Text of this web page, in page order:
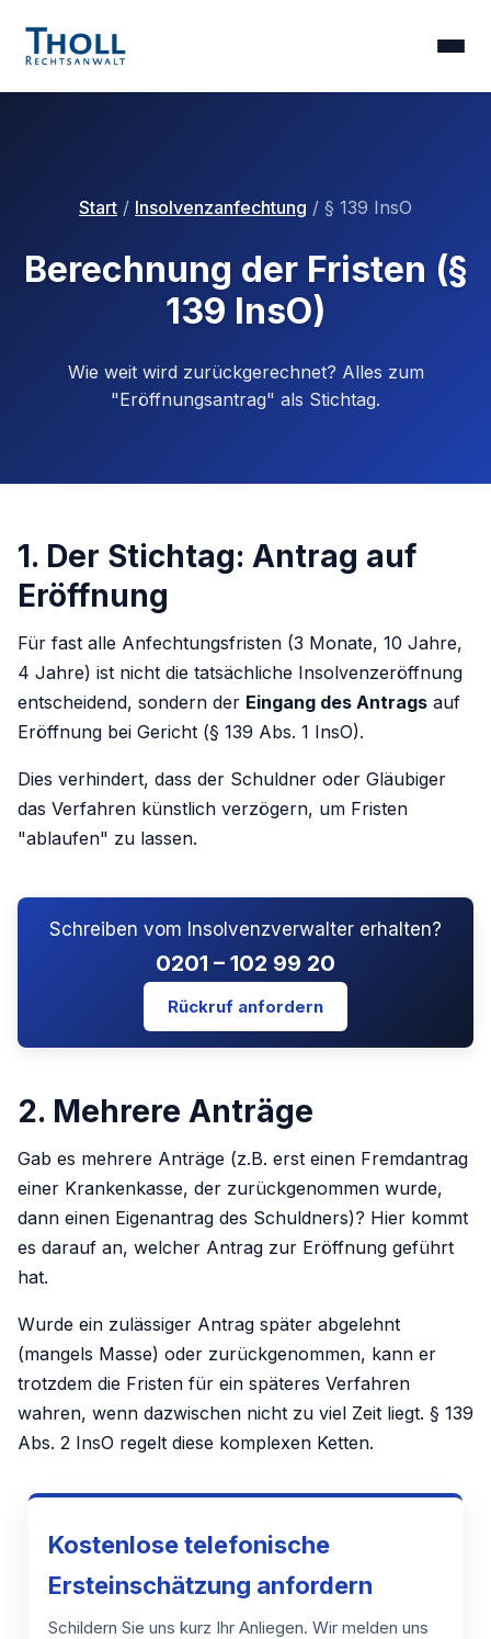
Start / Insolvenzanfechtung / § 139 InsO
Berechnung der Fristen (§
139 InsO)
Wie weit wird zurückgerechnet? Alles zum
"Eröffnungsantrag" als Stichtag.
1. Der Stichtag: Antrag auf
Eröffnung
Für fast alle Anfechtungsfristen (3 Monate, 10 Jahre,
4 Jahre) ist nicht die tatsächliche Insolvenzeröffnung
entscheidend, sondern der Eingang des Antrags auf
Eröffnung bei Gericht (§ 139 Abs. 1 InsO).
Dies verhindert, dass der Schuldner oder Gläubiger
das Verfahren künstlich verzögern, um Fristen
"ablaufen" zu lassen.
Schreiben vom Insolvenzverwalter erhalten?
0201 – 102 99 20
Rückruf anfordern
2. Mehrere Anträge
Gab es mehrere Anträge (z.B. erst einen Fremdantrag
einer Krankenkasse, der zurückgenommen wurde,
dann einen Eigenantrag des Schuldners)? Hier kommt
es darauf an, welcher Antrag zur Eröffnung geführt
hat.
Wurde ein zulässiger Antrag später abgelehnt
(mangels Masse) oder zurückgenommen, kann er
trotzdem die Fristen für ein späteres Verfahren
wahren, wenn dazwischen nicht zu viel Zeit liegt. § 139
Abs. 2 InsO regelt diese komplexen Ketten.
Kostenlose telefonische
Ersteinschätzung anfordern
Schildern Sie uns kurz Ihr Anliegen. Wir melden uns